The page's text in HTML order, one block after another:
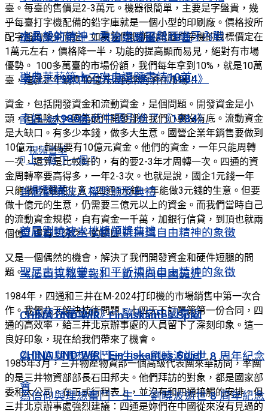
瑞典茉莉第十二次自選題畫詩10首
幸好，1980年代中國引進了《1984》
上一個 下一個
視頻薈萃
首屆劉曉波人權獎頒獎典禮
聖尼古拉教堂：和平祈禱與自由精神的象徵
《法蘭克福彙報》：歐洲向中國靠近
CHINA UND WIR · Ein riskantes Spiel
為信仰與理想奮鬥一生——劉曉波逝世 8 周年紀念
會
水晶般的精神：喬治奧威爾與西班牙內戰
瑞典茉莉第十二次自選題畫詩10首
幸好，1980年代中國引進了《1984》
上一個 下一個
視頻薈萃
首屆劉曉波人權獎頒獎典禮
聖尼古拉教堂：和平祈禱與自由精神的象徵
《法蘭克福彙報》：歐洲向中國靠近
CHINA UND WIR · Ein riskantes Spiel
為信仰與理想奮鬥一生——劉曉波逝世 8 周年紀念
臺。每臺的售價是2-3萬元。機器很簡單，主要是字盤貴，幾
乎每臺打字機配備的鉛字庫就是一個小型的印刷廠。價格按所
配字盤的多少而定。如果我們把新的電腦打字機的目標價定在
1萬元左右，價格降一半，功能的提高顯而易見，絕對有市場
優勢。 100多萬臺的市場份額，我們每年拿到10%，就是10萬
臺，這就是年銷售10億元人民幣的潛在市場！
資金，包括開發資金和流動資金，是個問題。開發資金是小
頭，但風險大，因為硬件開發部份我們心裏沒有底。流動資金
是大缺口。有多少本錢，做多大生意。國營企業年銷售要做到
10億元，起碼要有10億元資金。他們的資金，一年只能周轉
一次，還算是比較好的，有的要2-3年才周轉一次。四通的資
金周轉率要高得多，一年2-3次。也就是說，國企1元錢一年
只能做1元錢的生意；四通1元錢一年能做3元錢的生意。但要
做十億元的生意，仍需要三億元以上的資金。而我們當時自己
的流動資金規模，自有資金一千萬，加銀行信貸，到頂也就兩
個億，還有三分之一的缺口。
又是一個偶然的機會，解決了我們開發資金和硬件短腿的問
題。
1984年，四通和三井在M-2024打印機的市場銷售中第一次合
作。我們八天解決技術問題，十四天下訂單簽第一份合同，四
通的高效率，給三井北京辦事處的人員留下了深刻印象。這一
良好印象，現在給我們帶來了機會。
1985年3月，三井物產物資部一個高級代表團來華訪問，率團
的是三井物資部部長石田邦夫。他們拜訪的對象，都是國家部
委和大公司。在正式行程表上，並沒有和四通接觸的安排。但
三井北京辦事處強烈建議：四通是妳們在中國從來沒有見過的